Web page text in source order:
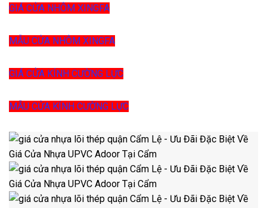
GIÁ CỬA NHÔM XINGFA
MẪU CỬA NHÔM XINGFA
GIÁ CỬA KÍNH CƯỜNG LỰC
MẪU CỬA KÍNH CƯỜNG LỰC